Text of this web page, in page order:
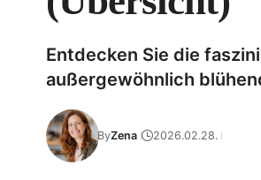
Entdecken Sie die
außergewöhnlich
ByZena 2026.02.28.